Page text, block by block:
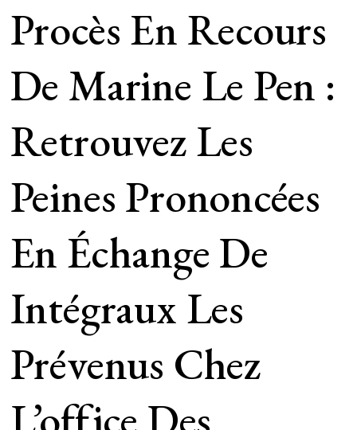
Procès En Recours
De Marine Le Pen :
Retrouvez Les
Peines Prononcées
En Échange De
Intégraux Les
Prévenus Chez